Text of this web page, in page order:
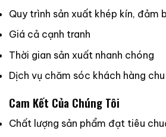
Quy trình sản xuất khép kín, đảm
Giá cả cạnh tranh
Thời gian sản xuất nhanh chóng
Dịch vụ chăm sóc khách hàng
Cam Kết Của Chúng Tôi
Chất lượng sản phẩm đạt tiêu